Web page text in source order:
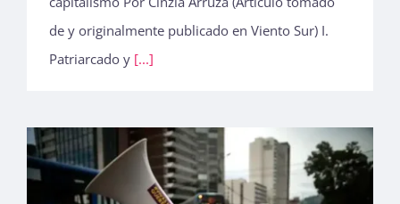
de y originalmente publicado en Viento Sur) I.
Patriarcado y [...]